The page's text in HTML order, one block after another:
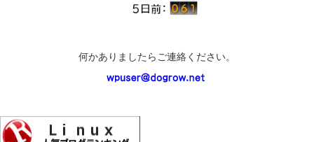
何かありましたらご連絡ください。